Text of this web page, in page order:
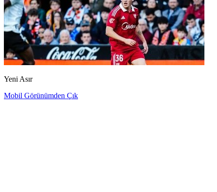
Yeni Asır
Mobil Görünümden Çık